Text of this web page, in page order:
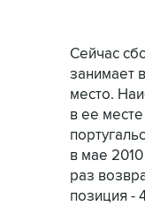
Сейчас
занимает
место.
в ее
в мае
раз
позиция -